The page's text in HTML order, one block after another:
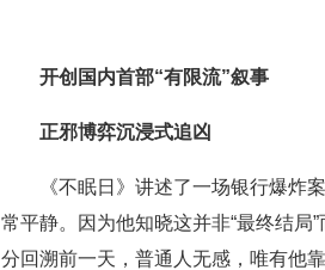
开创国内首部“有限流”叙事
正邪博弈沉浸式追凶
《不眠日》讲述了一场银行爆炸
常平静。因为他知晓这并非“最终结局
分回溯前一天，普通人无感，唯有他